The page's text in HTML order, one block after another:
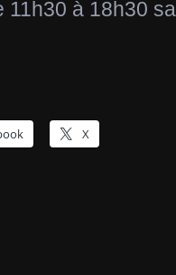
11h30 à 18h30
X